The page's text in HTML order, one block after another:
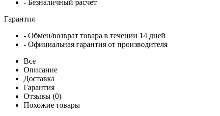
- Безналичный расчет
Гарантия
- Обмен/возврат товара в течении 14 дней
- Официальная гарантия от производителя
Все
Описание
Доставка
Гарантия
Отзывы (0)
Похожие товары